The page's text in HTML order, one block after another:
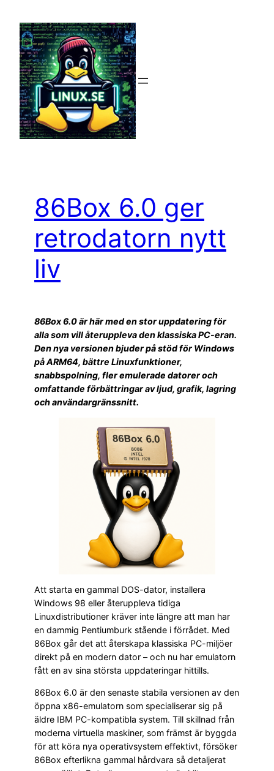
innehåll
86Box 6.0 ger
retrodatorn nytt
liv
86Box 6.0 är här med en stor uppdatering för
alla som vill återuppleva den klassiska PC-eran.
Den nya versionen bjuder på stöd för Windows
på ARM64, bättre Linuxfunktioner,
snabbspolning, fler emulerade datorer och
omfattande förbättringar av ljud, grafik, lagring
och användargränssnitt.
Att starta en gammal DOS-dator, installera
Windows 98 eller återuppleva tidiga
Linuxdistributioner kräver inte längre att man har
en dammig Pentiumburk stående i förrådet. Med
86Box går det att återskapa klassiska PC-miljöer
direkt på en modern dator – och nu har emulatorn
fått en av sina största uppdateringar hittills.
86Box 6.0 är den senaste stabila versionen av den
öppna x86-emulatorn som specialiserar sig på
äldre IBM PC-kompatibla system. Till skillnad från
moderna virtuella maskiner, som främst är byggda
för att köra nya operativsystem effektivt, försöker
86Box efterlikna gammal hårdvara så detaljerat